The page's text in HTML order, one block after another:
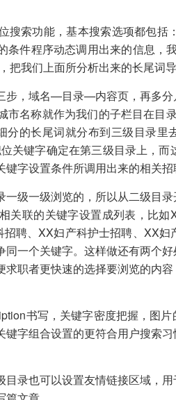
搜索功能，基本搜索选项都包
条件程序动态调用出来的信息，
把我们上面所分析出来的长尾词导
步，域名—目录—内容页，再多
市名称就作为我们的子栏目在目
分的长尾词就分布到三级目录
关键字确定在第三级目录上，
字设置条件所调用出来的相关招
级一级浏览的，所以从二级目
关联的关键字设置成列表，比
聘、XX妇产科护士招聘、XX
同一个关键字。这样做还有两个
职者更快速的选择要浏览的内
书写，关键字密度把握，图
键字组合设置的更符合用户搜索
目录也可以设置友情链接区域，